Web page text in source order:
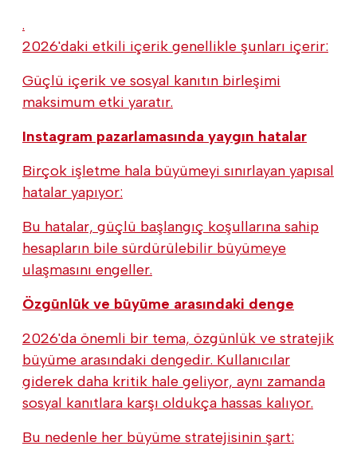
.
2026'daki etkili içerik genellikle şunları içerir:
Güçlü içerik ve sosyal kanıtın birleşimi
maksimum etki yaratır.
Instagram pazarlamasında yaygın hatalar
Birçok işletme hala büyümeyi sınırlayan yapısal
hatalar yapıyor:
Bu hatalar, güçlü başlangıç koşullarına sahip
hesapların bile sürdürülebilir büyümeye
ulaşmasını engeller.
Özgünlük ve büyüme arasındaki denge
2026'da önemli bir tema, özgünlük ve stratejik
büyüme arasındaki dengedir. Kullanıcılar
giderek daha kritik hale geliyor, aynı zamanda
sosyal kanıtlara karşı oldukça hassas kalıyor.
Bu nedenle her büyüme stratejisinin şart: